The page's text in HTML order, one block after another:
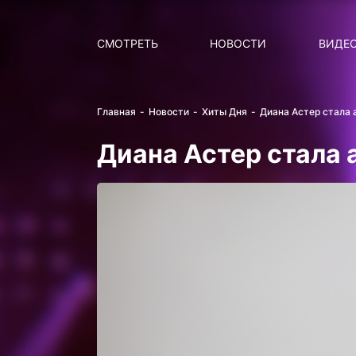
СМОТРЕТЬ НОВОСТИ
Главная Новости Хиты Дня Диана Астер стала
Диана Астер стала